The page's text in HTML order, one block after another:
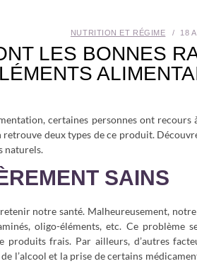
NUTRITION ET RÉGIME 18
LES BONNES
certaines personnes ont recours
deux types de ce produit.
naturels.
SAINS
notre santé. Malheureusement,
oligo-éléments, etc. Ce problème
frais. Par ailleurs, d’autres
l’alcool et la prise de certains